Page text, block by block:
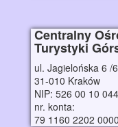
Centralny
Turystyki
ul. Jagielońska 6 /
31-010 Kraków
NIP: 526 00 10 044
nr. konta:
79 1160 2202